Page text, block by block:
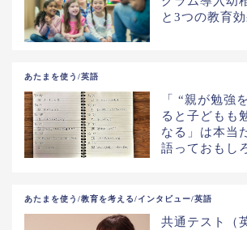
と3つの教育効
あたまを使う/英語
「 “親が勉強
ると子どもも
なる」は本当
語っておもし
あたまを使う/教育を考える/インタビュー/英語
共通テスト（